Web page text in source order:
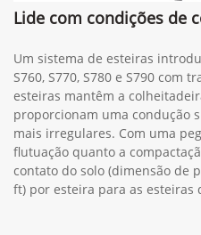
Lide com condições de
Um sistema de esteiras
S760, S770, S780 e S790 com
esteiras mantêm a
proporcionam uma condução
mais irregulares. Com uma
flutuação quanto a
contato do solo (dimensão de
ft) por esteira para as esteiras